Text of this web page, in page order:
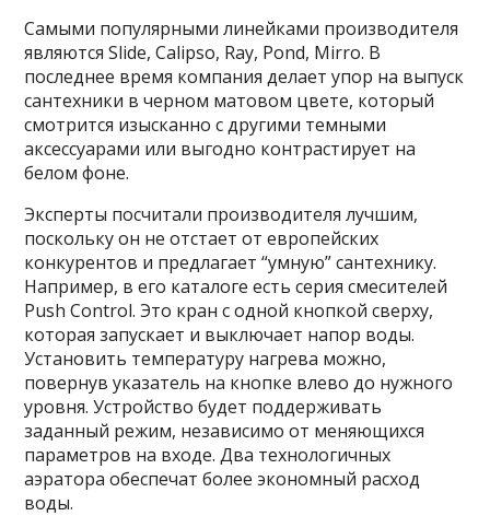
Самыми популярными линейками производителя
являются Slide, Calipso, Ray, Pond, Mirro. В
последнее время компания делает упор на выпуск
сантехники в черном матовом цвете, который
смотрится изысканно с другими темными
аксессуарами или выгодно контрастирует на
белом фоне.
Эксперты посчитали производителя лучшим,
поскольку он не отстает от европейских
конкурентов и предлагает “умную” сантехнику.
Например, в его каталоге есть серия смесителей
Push Control. Это кран с одной кнопкой сверху,
которая запускает и выключает напор воды.
Установить температуру нагрева можно,
повернув указатель на кнопке влево до нужного
уровня. Устройство будет поддерживать
заданный режим, независимо от меняющихся
параметров на входе. Два технологичных
аэратора обеспечат более экономный расход
воды.